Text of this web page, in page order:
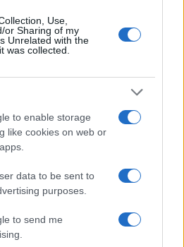
Use,
or Sharing of my
Unrelated with the
was collected.
to enable storage
like cookies on web or
data to be sent to
purposes.
to send me
3 310s: recensione e